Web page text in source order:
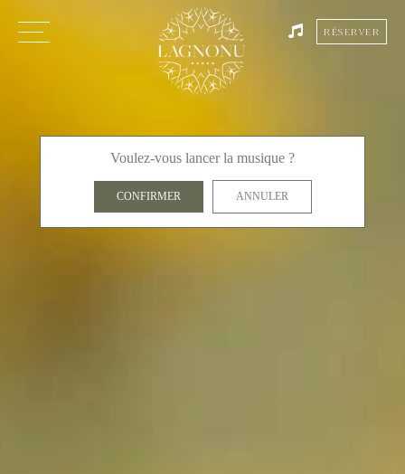
RÉSERVER
Voulez-vous lancer la musique ?
CONFIRMER ANNULER